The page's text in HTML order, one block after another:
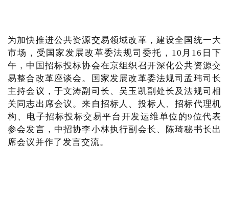
为加快推进公共资源交易领域改革，建设全国统一大
市场，受国家发展改革委法规司委托，10月16日下
午，中国招标投标协会在京组织召开深化公共资源交
易整合改革座谈会。国家发展改革委法规司孟玮司长
主持会议，于文涛副司长、吴玉凯副处长及法规司相
关同志出席会议。来自招标人、投标人、招标代理机
构、电子招标投标交易平台开发运维单位的9位代表
参会发言，中招协李小林执行副会长、陈琦秘书长出
席会议并作了发言交流。